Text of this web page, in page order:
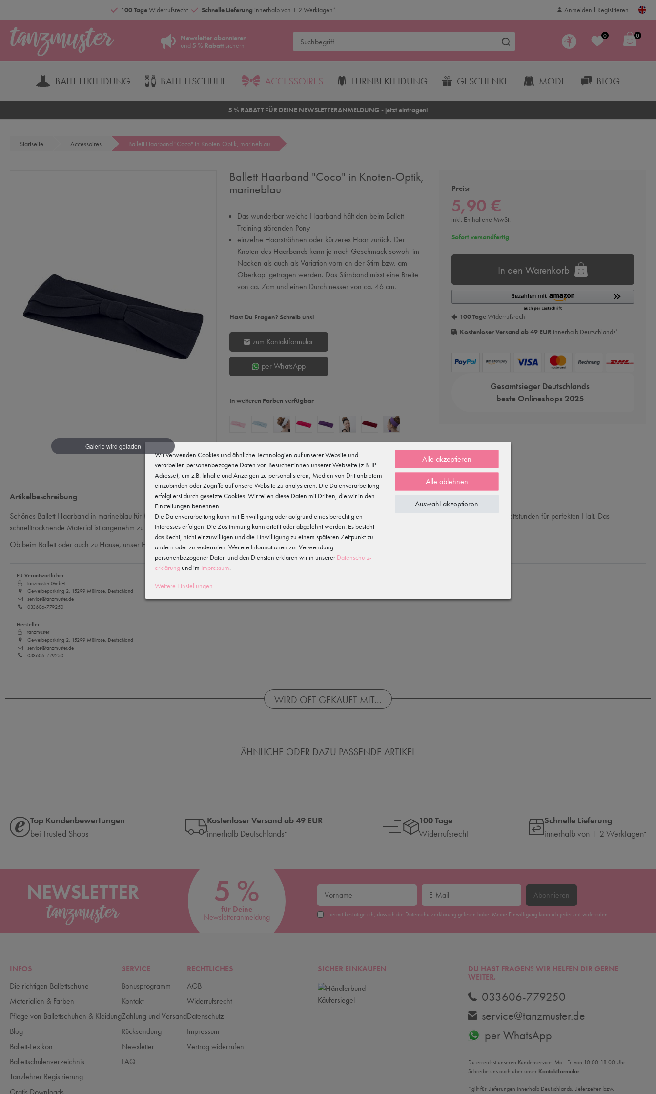
100 TageWiderrufsrecht Schnelle Lieferung innerhalb von 1-2 Werktagen* Anmelden Registrieren
0 0
Newsletter abonnieren
und 5 % Rabattsichern
BALLETTKLEIDUNG BALLETTSCHUHE ACCESSOIRES TURNBEKLEIDUNG GESCHENKE MODE BLOG
5 % RABATT FÜR DEINE NEWSLETTERANMELDUNG - jetzt eintragen!
Startseite Accessoires Ballett Haarband "Coco" in Knoten-Optik, marineblau
Ballett Haarband "Coco" in Knoten-Optik,
marineblau
Das wunderbar weiche Haarband hält den beim Ballett
Training störenden Pony
einzelne Haarsträhnen oder kürzeres Haar zurück. Der
Knoten des Haarbands kann je nach Geschmack sowohl im
Nacken als auch als Variation vorn an der Stirn bzw. am
Oberkopf getragen werden. Das Stirnband misst eine Breite
von ca. 7cm und einen Durchmesser von ca. 46 cm.
Hast Du Fragen? Schreib uns!
zum Kontaktformular
per WhatsApp
In weiteren Farben verfügbar
Preis:
5,90 €
inkl. Enthaltene MwSt.
Sofort versandfertig
In den Warenkorb
100 TageWiderrufsrecht
Kostenloser Versand ab 49 EUR innerhalb Deutschlands*
Gesamtsieger Deutschlands
beste Onlineshops 2025
Artikelbeschreibung
Schönes Ballett-Haarband in marineblau für Mädchen. Das breite Haarband hält den Pony oder auch kürzere Haare im Zaum und sorgt auch bei anstrengenden Ballettstunden für perfekten Halt. Das
schnelltrocknende Material ist angenehm zu tragen.
Ob beim Ballett oder auch zu Hause, unser Haarband zähmt jede Mähne.
EU Verantwortlicher
tanzmuster GmbH
Gewerbeparkring 2, 15299 Müllrose, Deutschland
service@tanzmuster.de
033606-779250
Hersteller
tanzmuster
Gewerbeparkring 2, 15299 Müllrose, Deutschland
service@tanzmuster.de
033606-779250
WIRD OFT GEKAUFT MIT...
ÄHNLICHE ODER DAZU PASSENDE ARTIKEL
Top Kundenbewertungen
bei Trusted Shops
Kostenloser Versand ab 49 EUR
innerhalb Deutschlands*
100 Tage
Widerrufsrecht
Schnelle Lieferung
innerhalb von 1-2 Werktagen*
NEWSLETTER 5 %
für Deine
Newsletteranmeldung
Abonnieren
Hiermit bestätige ich, dass ich die Daten­schutz­erklärunggelesen habe. Meine Einwilligung kann ich jederzeit widerrufen.
INFOS
Die richtigen Ballettschuhe
Materialien & Farben
Pflege von Ballettschuhen & Kleidung
Blog
Ballett-Lexikon
Ballettschulenverzeichnis
Tanzlehrer Registrierung
Gratis Downloads
SERVICE
Bonusprogramm
Kontakt
Zahlung und Versand
Rücksendung
Newsletter
FAQ
RECHTLICHES
AGB
Widerrufsrecht
Datenschutz
Impressum
Vertrag widerrufen
SICHER EINKAUFEN
DU HAST FRAGEN? WIR HELFEN DIR GERNE
WEITER.
033606-779250
service@tanzmuster.de
per WhatsApp
Du erreichst unseren Kundenservice: Mo.- Fr. von 10.00-18.00 Uhr
Schreibe uns auch über unser Kontaktformular
*gilt für Lieferungen innerhalb Deutschlands. Lieferzeiten bzw.
Wir verwenden Cookies und ähnliche Technologien auf unserer Website und
verarbeiten personenbezogene Daten von Besucher:innen unserer Webseite (z.B. IP-
Adresse), um z.B. Inhalte und Anzeigen zu personalisieren, Medien von Drittanbietern
einzubinden oder Zugriffe auf unsere Website zu analysieren. Die Datenverarbeitung
erfolgt erst durch gesetzte Cookies. Wir teilen diese Daten mit Dritten, die wir in den
Einstellungen benennen.
Die Datenverarbeitung kann mit Einwilligung oder aufgrund eines berechtigten
Interesses erfolgen. Die Zustimmung kann erteilt oder abgelehnt werden. Es besteht
das Recht, nicht einzuwilligen und die Einwilligung zu einem späteren Zeitpunkt zu
ändern oder zu widerrufen. Weitere Informationen zur Verwendung
personenbezogener Daten und den Diensten erklären wir in unserer Daten­schutz­
erklärung und im Impressum
Weitere Einstellungen
Alle akzeptieren
Alle ablehnen
Auswahl akzeptieren